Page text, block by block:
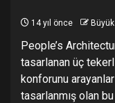
14 yıl önce
People’s
tasarlanan üç
konforunu
tasarlanmış olan